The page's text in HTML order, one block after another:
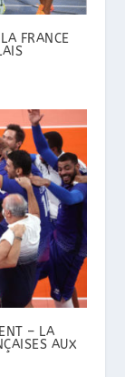
FRANCE
– LA
AUX